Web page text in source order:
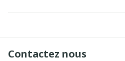
Contactez nous